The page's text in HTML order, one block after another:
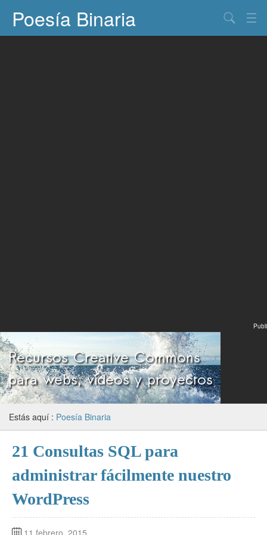
Poesía Binaria
Publi
Estás aquí : Poesía Binaria
21 Consultas SQL para
administrar fácilmente nuestro
WordPress